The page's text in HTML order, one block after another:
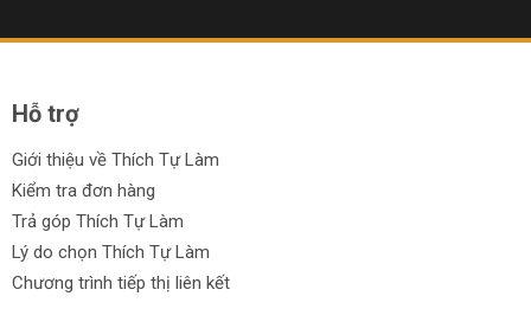
Hỗ trợ
Giới thiệu về Thích Tự Làm
Kiểm tra đơn hàng
Trả góp Thích Tự Làm
Lý do chọn Thích Tự Làm
Chương trình tiếp thị liên kết